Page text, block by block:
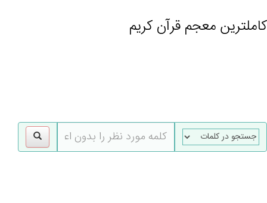
کاملترین معجم قرآن کریم